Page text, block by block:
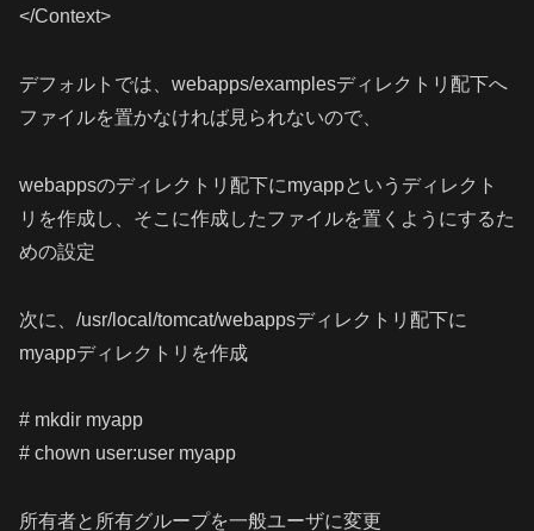
</Context>
デフォルトでは、webapps/examplesディレクトリ配下へ
ファイルを置かなければ見られないので、
webappsのディレクトリ配下にmyappというディレクト
リを作成し、そこに作成したファイルを置くようにするた
めの設定
次に、/usr/local/tomcat/webappsディレクトリ配下に
myappディレクトリを作成
# mkdir myapp
# chown user:user myapp
所有者と所有グループを一般ユーザに変更